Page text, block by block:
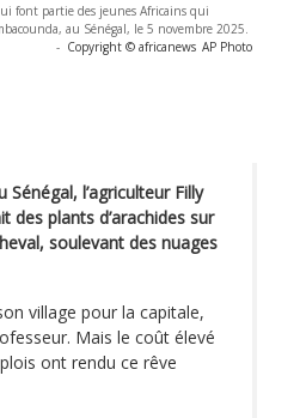
font partie des jeunes Africains qui
au Sénégal, le 5 novembre 2025.
- Copyright © africanews AP Photo
l’agriculteur Filly
des plants d’arachides sur
soulevant des nuages
village pour la capitale,
Mais le coût élevé
ont rendu ce rêve